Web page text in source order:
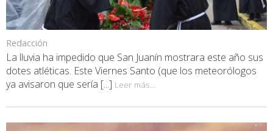
Redacción
La lluvia ha impedido que San Juanín mostrara este año sus
dotes atléticas. Este Viernes Santo (que los meteorólogos
ya avisaron que sería [...] Leer más...